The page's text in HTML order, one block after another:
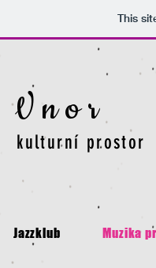
This
V n o r
kulturní prostor
Jazzklub Muzika